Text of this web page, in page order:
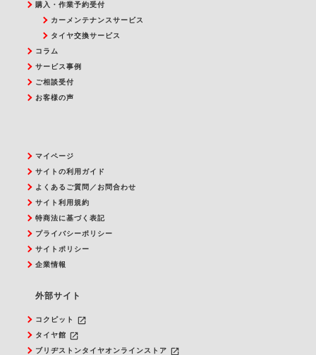
購入・作業予約受付
カーメンテナンスサービス
タイヤ交換サービス
コラム
サービス事例
ご相談受付
お客様の声
マイページ
サイトの利用ガイド
よくあるご質問／お問合わせ
サイト利用規約
特商法に基づく表記
プライバシーポリシー
サイトポリシー
企業情報
外部サイト
コクピット launch
タイヤ館 launch
ブリヂストンタイヤオンラインストア launch